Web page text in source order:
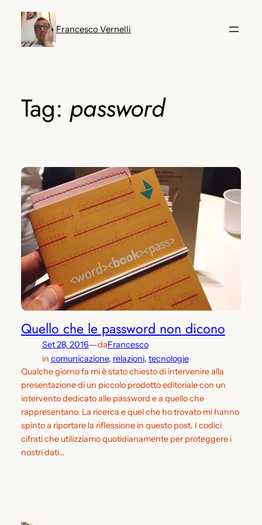
contenuto
Francesco Vernelli
Tag: password
Quello che le password non dicono
Set 28, 2016—daFrancesco
in comunicazione, relazioni, tecnologie
Qualche giorno fa mi è stato chiesto di intervenire alla
presentazione di un piccolo prodotto editoriale con un
intervento dedicato alle password e a quello che
rappresentano. La ricerca e quel che ho trovato mi hanno
spinto a riportare la riflessione in questo post. I codici
cifrati che utilizziamo quotidianamente per proteggere i
nostri dati…